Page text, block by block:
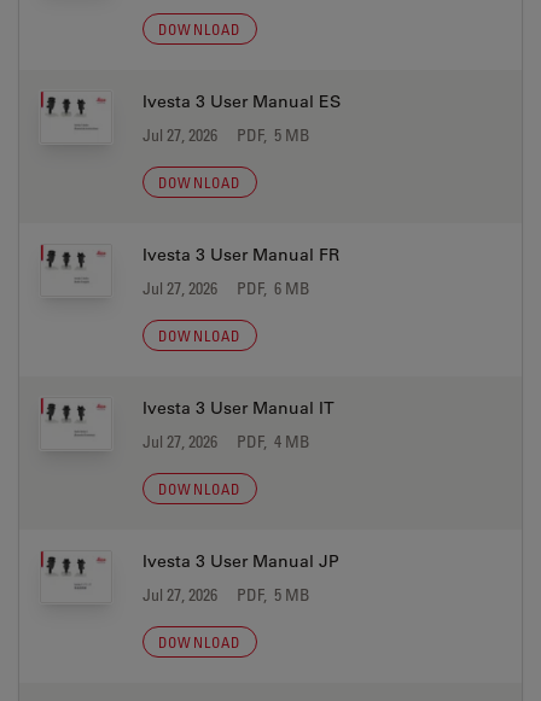
DOWNLOAD
Ivesta 3 User Manual ES
Jul 27, 2026 PDF, 5 MB
DOWNLOAD
Ivesta 3 User Manual FR
Jul 27, 2026 PDF, 6 MB
DOWNLOAD
Ivesta 3 User Manual IT
Jul 27, 2026 PDF, 4 MB
DOWNLOAD
Ivesta 3 User Manual JP
Jul 27, 2026 PDF, 5 MB
DOWNLOAD